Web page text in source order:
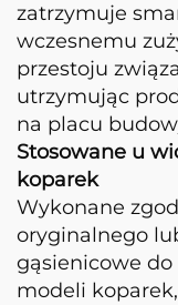
zatrzymuje
wczesnemu
przestoju
utrzymując
na placu
Stosowane u
koparek
Wykonane
oryginalnego
gąsienicowe
modeli